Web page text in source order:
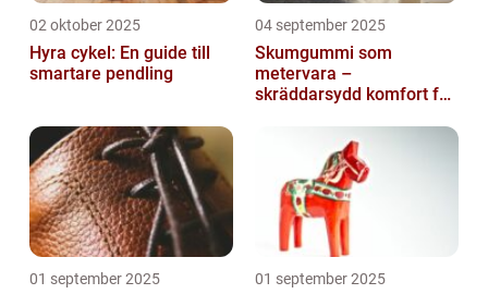
02 oktober 2025
Hyra cykel: En guide till
smartare pendling
04 september 2025
Skumgummi som
metervara –
skräddarsydd komfort för
01 september 2025 01 september 2025